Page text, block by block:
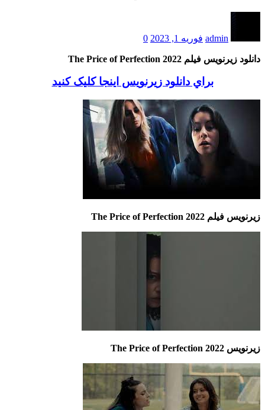
admin فوریه 1, 2023 0
دانلود زیرنویس فیلم The Price of Perfection 2022
براي دانلود زيرنويس اينجا کليک کنيد
زیرنویس فیلم The Price of Perfection 2022
زیرنویس The Price of Perfection 2022